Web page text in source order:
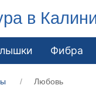
в
Фибра
Любовь